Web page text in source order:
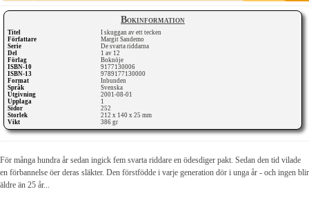
Bokinformation
Titel
I skuggan av ett tecken
Författare
Margit Sandemo
Serie
De svarta riddarna
Del
1 av 12
Förlag
Boknöje
ISBN-10
9177130006
ISBN-13
9789177130000
Format
Inbunden
Språk
Svenska
Utgivning
2001-08-01
Upplaga
1
Sidor
252
Storlek
212 x 140 x 25 mm
Vikt
386 gr
För många hundra år sedan ingick fem svarta riddare en ödesdiger pakt. Sedan den tid vilade
en förbannelse öer deras släkter. Den förstfödde i varje generation dör i unga år - och ingen blir
äldre än 25 år...